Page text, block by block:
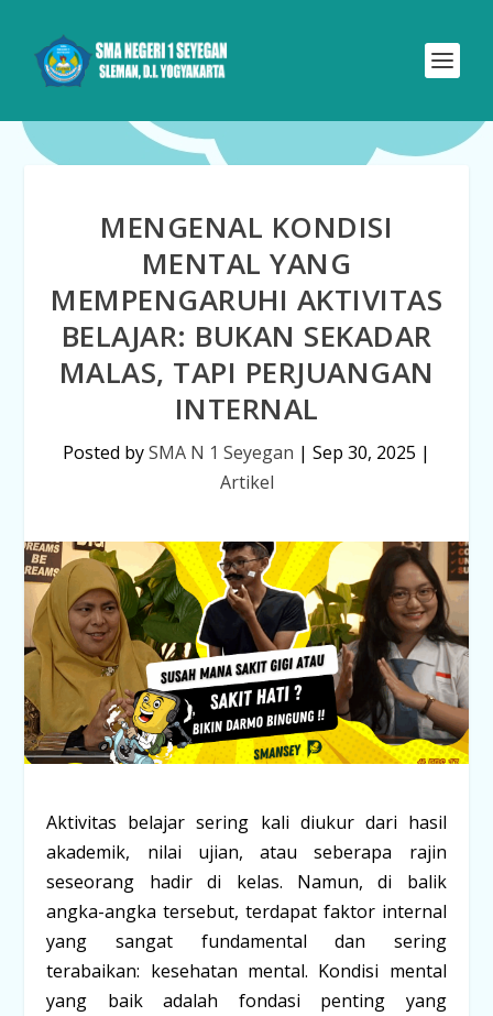
MENGENAL KONDISI
MENTAL YANG
MEMPENGARUHI AKTIVITAS
BELAJAR: BUKAN SEKADAR
MALAS, TAPI PERJUANGAN
INTERNAL
Posted bySMA N 1 Seyegan | Sep 30, 2025 |
Artikel
Aktivitas belajar sering kali diukur dari hasil
akademik, nilai ujian, atau seberapa rajin
seseorang hadir di kelas. Namun, di balik
angka-angka tersebut, terdapat faktor internal
yang sangat fundamental dan sering
terabaikan: kesehatan mental. Kondisi mental
yang baik adalah fondasi penting yang